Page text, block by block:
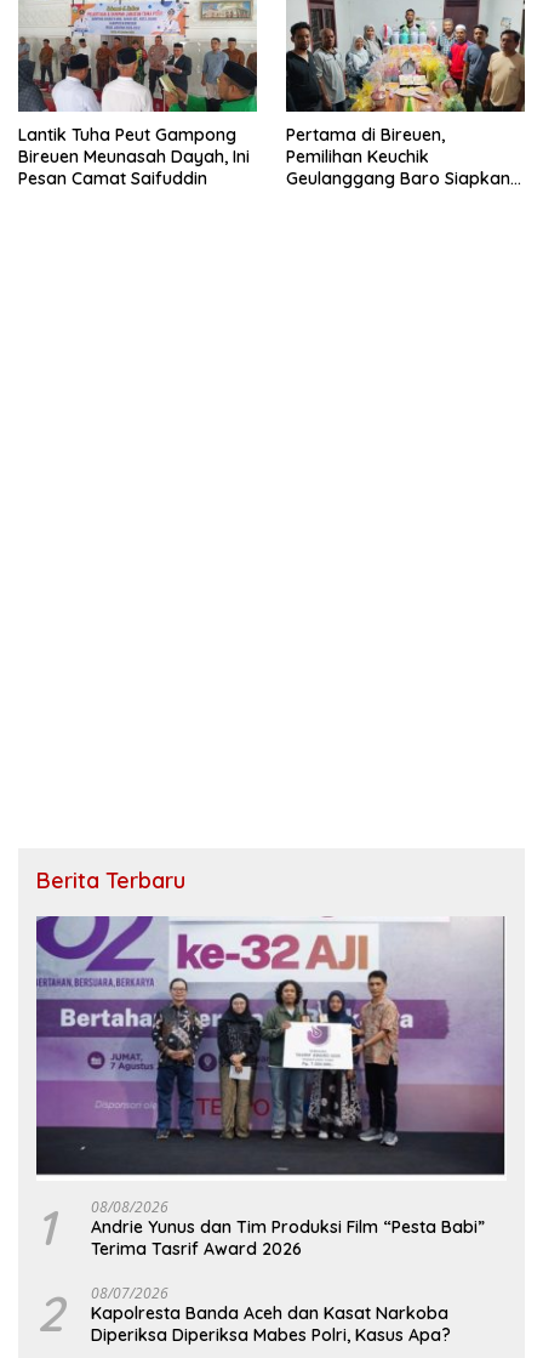
Lantik Tuha Peut Gampong
Bireuen Meunasah Dayah, Ini
Pertama di Bireuen,
Pemilihan Keuchik
Geulanggang Baro Siapkan
Berita Terbaru
1 08/08/2026
Andrie Yunus dan Tim Produksi Film “Pesta Babi”
Terima Tasrif Award 2026
2 08/07/2026
Kapolresta Banda Aceh dan Kasat Narkoba
Diperiksa Diperiksa Mabes Polri, Kasus Apa?